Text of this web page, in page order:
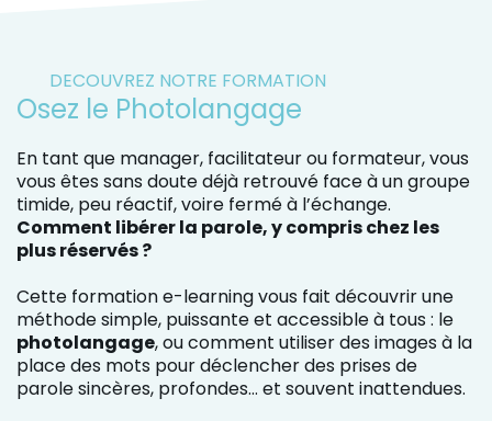
DECOUVREZ NOTRE FORMATION
Osez le Photolangage
En tant que manager, facilitateur ou formateur, vous
vous êtes sans doute déjà retrouvé face à un groupe
timide, peu réactif, voire fermé à l’échange.
Comment libérer la parole, y compris chez les
plus réservés ?
Cette formation e-learning vous fait découvrir une
méthode simple, puissante et accessible à tous : le
photolangage, ou comment utiliser des images à la
place des mots pour déclencher des prises de
parole sincères, profondes… et souvent inattendues.